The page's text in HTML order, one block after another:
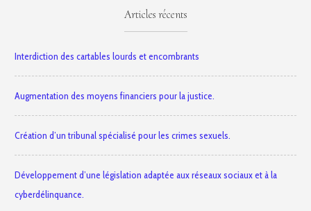
Articles récents
Interdiction des cartables lourds et encombrants
Augmentation des moyens financiers pour la justice.
Création d’un tribunal spécialisé pour les crimes sexuels.
Développement d’une législation adaptée aux réseaux sociaux et à la
cyberdélinquance.